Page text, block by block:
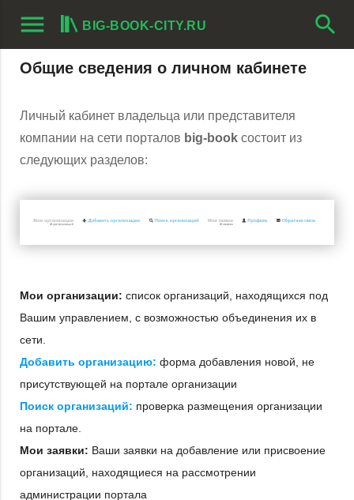
menu BIG-BOOK-CITY.RU search
Общие сведения о личном кабинете
Личный кабинет владельца или представителя
компании на сети порталов big-book состоит из
следующих разделов:
Мои организации: список организаций, находящихся под
Вашим управлением, с возможностью объединения их в
сети.
Добавить организацию: форма добавления новой, не
присутствующей на портале организации
Поиск организаций: проверка размещения организации
на портале.
Мои заявки: Ваши заявки на добавление или присвоение
организаций, находящиеся на рассмотрении
администрации портала